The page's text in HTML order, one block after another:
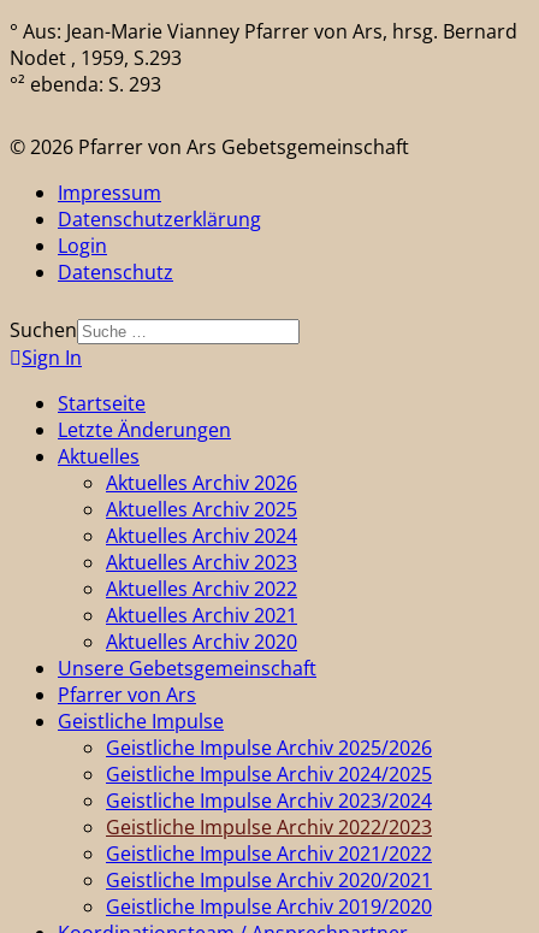
° Aus: Jean-Marie Vianney Pfarrer von Ars, hrsg. Bernard
Nodet , 1959, S.293
°² ebenda: S. 293
© 2026 Pfarrer von Ars Gebetsgemeinschaft
Impressum
Datenschutzerklärung
Login
Datenschutz
Suchen
Sign In
Startseite
Letzte Änderungen
Aktuelles
Aktuelles Archiv 2026
Aktuelles Archiv 2025
Aktuelles Archiv 2024
Aktuelles Archiv 2023
Aktuelles Archiv 2022
Aktuelles Archiv 2021
Aktuelles Archiv 2020
Unsere Gebetsgemeinschaft
Pfarrer von Ars
Geistliche Impulse
Geistliche Impulse Archiv 2025/2026
Geistliche Impulse Archiv 2024/2025
Geistliche Impulse Archiv 2023/2024
Geistliche Impulse Archiv 2022/2023
Geistliche Impulse Archiv 2021/2022
Geistliche Impulse Archiv 2020/2021
Geistliche Impulse Archiv 2019/2020